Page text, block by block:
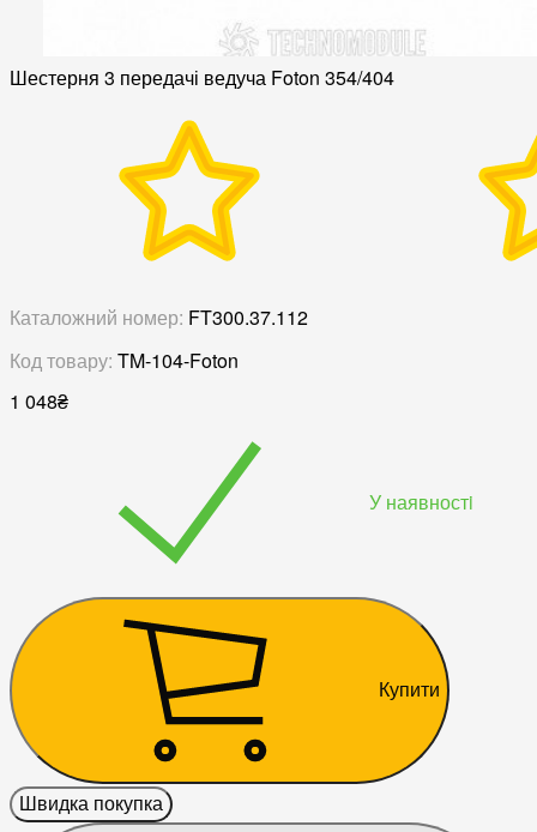
Шестерня 3 передачі ведуча Foton 354/404
Каталожний номер: FT300.37.112
Код товару: TM-104-Foton
1 048₴
У наявностi
Купити
Швидка покупка